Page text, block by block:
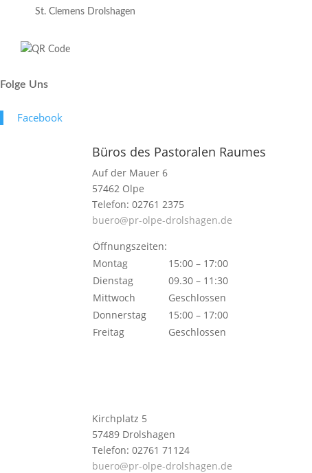
St. Clemens Drolshagen
Folge Uns
Face­book
Büros des Pastoralen Raumes
Auf der Mauer 6
57462 Olpe
Telefon: 02761 2375
buero@pr-olpe-drolshagen.de
Öffnungszeiten:
Montag
15:00 – 17:00
Dienstag
09.30 – 11:30
Mittwoch
Geschlossen
Donnerstag
15:00 – 17:00
Freitag
Geschlossen
Kirchplatz 5
57489 Drolshagen
Telefon: 02761 71124
buero@pr-olpe-drolshagen.de